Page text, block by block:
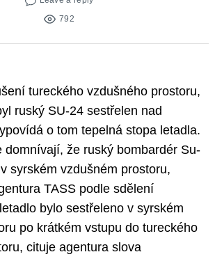
792
tureckého vzdušného prostoru,
ruský SU-24 sestřelen nad
o tom tepelná stopa letadla.
domnívají, že ruský bombardér Su-
syrském vzdušném prostoru,
TASS podle sdělení
bylo sestřeleno v syrském
po krátkém vstupu do tureckého
cituje agentura slova